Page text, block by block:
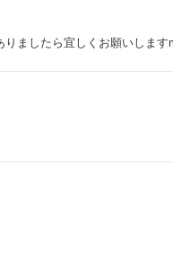
ましたら宜しくお願いします